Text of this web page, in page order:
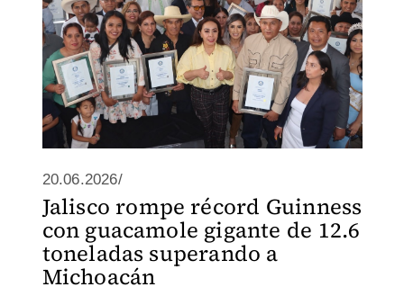
20.06.2026/
Jalisco rompe récord Guinness
con guacamole gigante de 12.6
toneladas superando a
Michoacán